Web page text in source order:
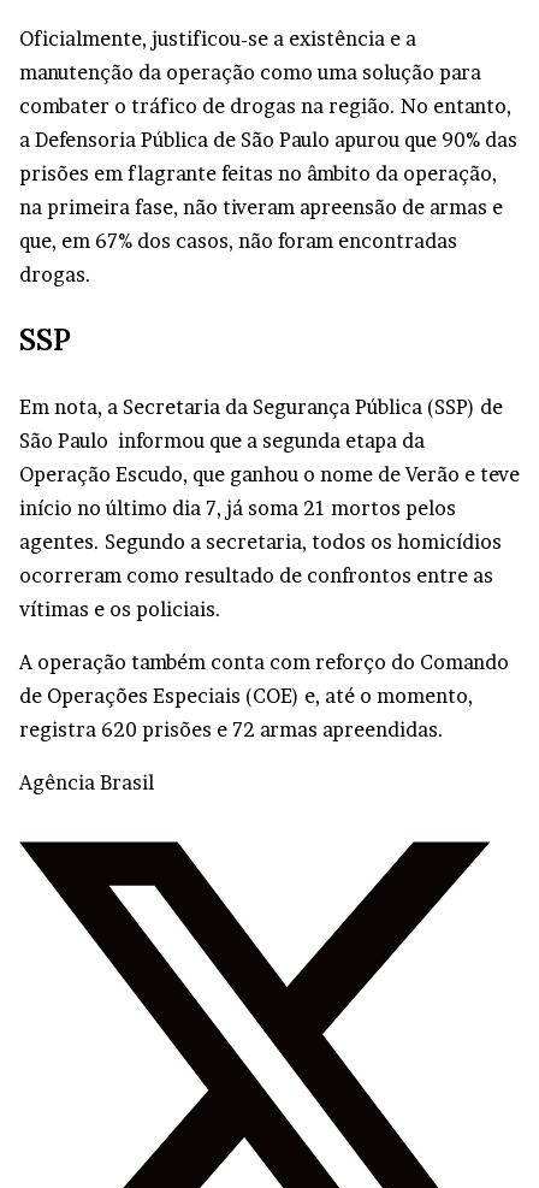
Oficialmente, justificou-se a existência e a
manutenção da operação como uma solução para
combater o tráfico de drogas na região. No entanto,
a Defensoria Pública de São Paulo apurou que 90% das
prisões em flagrante feitas no âmbito da operação,
na primeira fase, não tiveram apreensão de armas e
que, em 67% dos casos, não foram encontradas
drogas.
SSP
Em nota, a Secretaria da Segurança Pública (SSP) de
São Paulo informou que a segunda etapa da
Operação Escudo, que ganhou o nome de Verão e teve
início no último dia 7, já soma 21 mortos pelos
agentes. Segundo a secretaria, todos os homicídios
ocorreram como resultado de confrontos entre as
vítimas e os policiais.
A operação também conta com reforço do Comando
de Operações Especiais (COE) e, até o momento,
registra 620 prisões e 72 armas apreendidas.
Agência Brasil